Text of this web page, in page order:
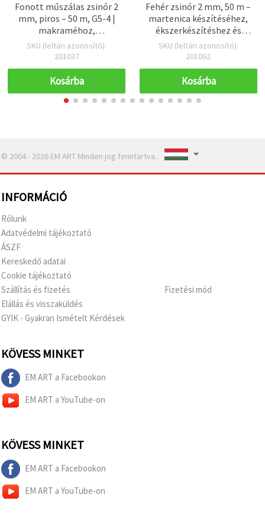
Fonott műszálas zsinór 2
mm, piros – 50 m, G5-4 |
makraméhoz,
ékszerkészítéshez,
Shamballa karkötőkhöz,
projektekhez
SKU (leltári azonosító):
201037
Kosárba
Fehér zsinór 2 mm, 50 m –
martenica készítéséhez,
ékszerkészítéshez és
kézműves projektekhez
SKU (leltári azonosító):
201062
Kosárba
© 2004 - 2026 EM ART Minden jog fenntartva..
INFORMÁCIÓ
Rólunk
Adatvédelmi tájékoztató
ÁSZF
Kereskedő adatai
Cookie tájékoztató
Szállítás és fizetés
Elállás és visszaküldés
GYIK - Gyakran Ismételt Kérdések
Fizetési mód
KÖVESS MINKET
EM ART a Facebookon
EM ART a YouTube-on
KÖVESS MINKET
EM ART a Facebookon
EM ART a YouTube-on